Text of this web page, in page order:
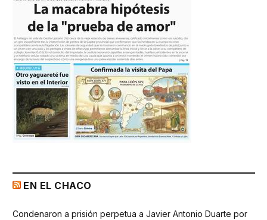
EN EL CHACO
Condenaron a prisión perpetua a Javier Antonio Duarte por